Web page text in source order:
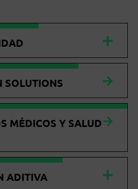
SOLUTIONS
MÉDICOS Y SALUD
ADITIVA